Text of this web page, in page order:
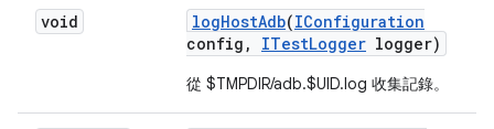
void logHostAdb(IConfiguration
config , ITestLogger logger)
從 $TMPDIR/adb.$UID.log 收集記錄。